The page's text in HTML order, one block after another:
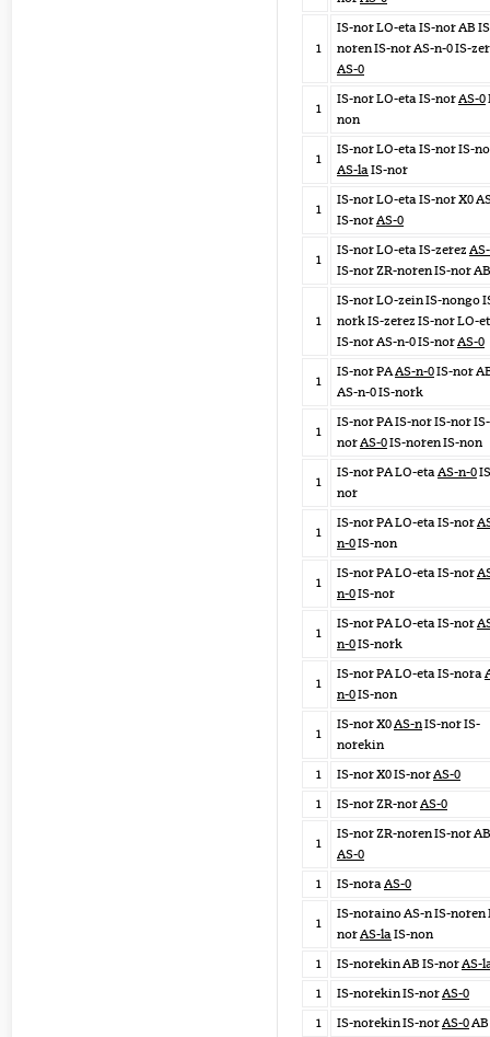
1
IS-nor LO-eta IS-nor AB
noren IS-nor AS-n-0 IS-
AS-0
1
IS-nor LO-eta IS-norAS-0
non
1
IS-nor LO-eta IS-nor IS-
AS-laIS-nor
1
IS-nor LO-eta IS-nor X0
IS-norAS-0
1
IS-nor LO-eta IS-zerez
IS-nor ZR-noren IS-nor AB
1
IS-nor LO-zein IS-nongo
nork IS-zerez IS-nor LO-
IS-nor AS-n-0 IS-norAS-0
1
IS-nor PAAS-n-0IS-nor
AS-n-0 IS-nork
1
IS-nor PA IS-nor IS-nor IS-
norAS-0IS-noren IS-non
1
IS-nor PA LO-etaAS-n-0
nor
1
IS-nor PA LO-eta IS-nor
n-0IS-non
1
IS-nor PA LO-eta IS-nor
n-0IS-nor
1
IS-nor PA LO-eta IS-nor
n-0IS-nork
1
IS-nor PA LO-eta IS-nora
n-0IS-non
1
IS-nor X0AS-nIS-nor IS-
norekin
1
IS-nor X0 IS-norAS-0
1
IS-nor ZR-norAS-0
1
IS-nor ZR-noren IS-nor AB
AS-0
1
IS-noraAS-0
1
IS-noraino AS-n IS-noren
norAS-laIS-non
1
IS-norekin AB IS-norAS-
1
IS-norekin IS-norAS-0
1
IS-norekin IS-norAS-0AB